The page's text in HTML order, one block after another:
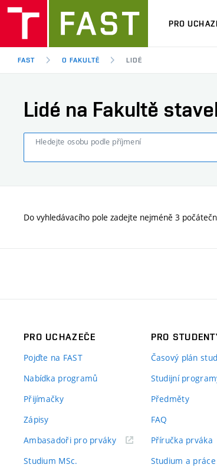
PRO
FAST O FAKULTĚ LIDÉ
Lidé na Fakultě
Hledejte osobu podle příjmení
Do vyhledávacího pole zadejte nejméně 3
PRO UCHAZEČE
Pojďte na FAST
Nabídka programů
Přijímačky
Zápisy
Ambasadoři pro prváky(externí
Studium MSc.
PRO
Časový plán
Studijní
Předměty
FAQ
Příručka prváka
Studium a